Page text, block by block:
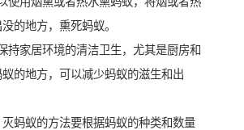
的地方，熏死蚂蚁。
持家居环境的清洁卫生，尤其是厨房和
的地方，可以减少蚂蚁的滋生和出
蚂蚁的方法要根据蚂蚁的种类和数量